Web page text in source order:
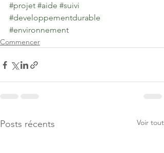
#projet #aide #suivi
#developpementdurable
#environnement
Commencer
Posts récents Voir tout